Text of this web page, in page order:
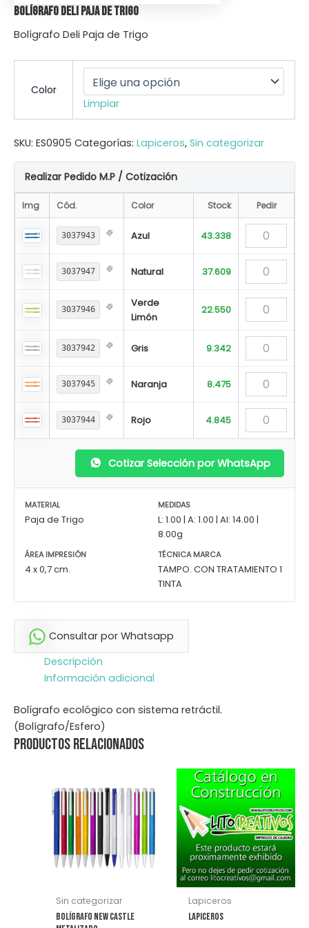
Bolígrafo Deli Paja de Trigo
Bolígrafo Deli Paja de Trigo
Color
Limpiar
SKU: ES0905 Categorías: Lapiceros, Sin categorizar
Realizar Pedido M.P / Cotización
Img Cód. Color Stock Pedir
3037943 Azul 43.338
3037947 Natural 37.609
3037946
Verde
Limón
22.550
3037942 Gris 9.342
3037945 Naranja 8.475
3037944 Rojo 4.845
Cotizar Selección por WhatsApp
MATERIAL
Paja de Trigo
MEDIDAS
L: 1.00 | A: 1.00 | Al: 14.00 |
8.00g
ÁREA IMPRESIÓN
4 x 0,7 cm.
TÉCNICA MARCA
TAMPO. CON TRATAMIENTO 1
TINTA
Consultar por Whatsapp
Descripción
Información adicional
Bolígrafo ecológico con sistema retráctil.
(Bolígrafo/Esfero)
Productos relacionados
Sin categorizar
Bolígrafo New Castle
producto
variantes.
Las
pueden
Lapiceros
Lapiceros